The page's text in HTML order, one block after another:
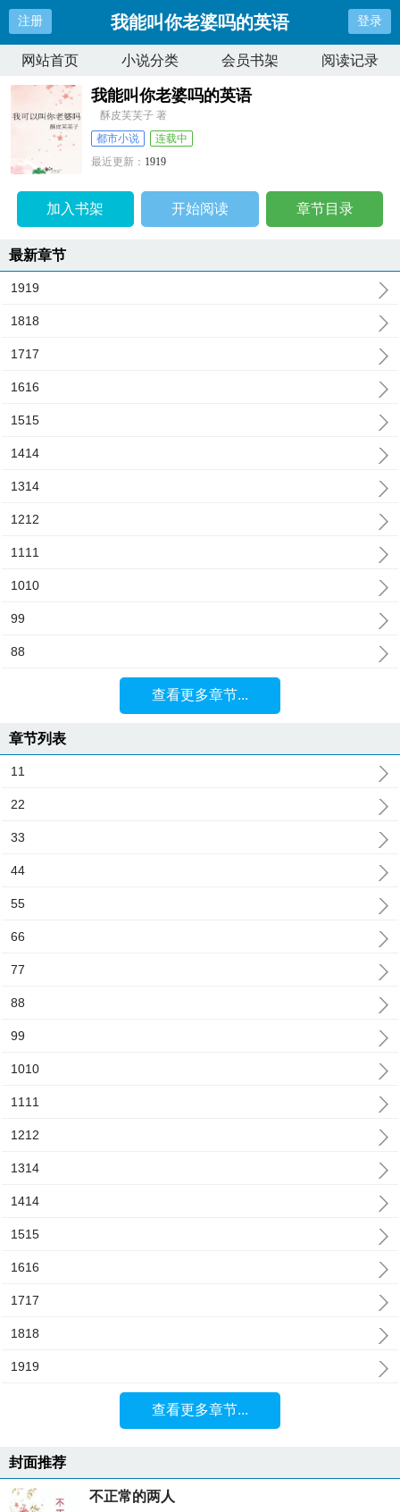
注册 我能叫你老婆吗的英语 登录
网站首页 小说分类 会员书架 阅读记录
我能叫你老婆吗的英语
酥皮芙芙子 著
都市小说
连载中
最近更新： 1919
加入书架 开始阅读 章节目录
最新章节
1919
1818
1717
1616
1515
1414
1314
1212
1111
1010
99
88
查看更多章节...
章节列表
11
22
33
44
55
66
77
88
99
1010
1111
1212
1314
1414
1515
1616
1717
1818
1919
查看更多章节...
封面推荐
不正常的两人